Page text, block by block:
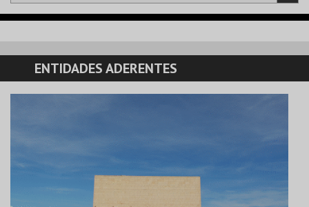
Olá,iniciar sessão
CARRINHO
EVENTOS
CARTÕES
PRODUTOS
ENTIDADES ADERENTES